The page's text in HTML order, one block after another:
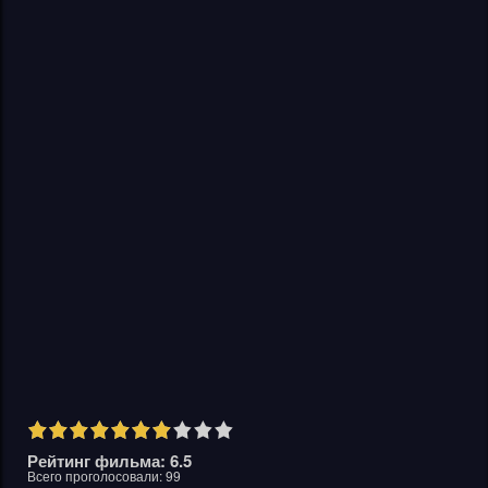
Рейтинг фильма: 6.5
Всего проголосовали:99